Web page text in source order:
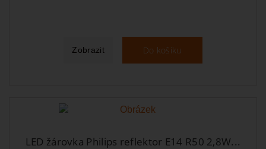
Zobrazit Do košíku
LED žárovka Philips reflektor E14 R50 2,8W...